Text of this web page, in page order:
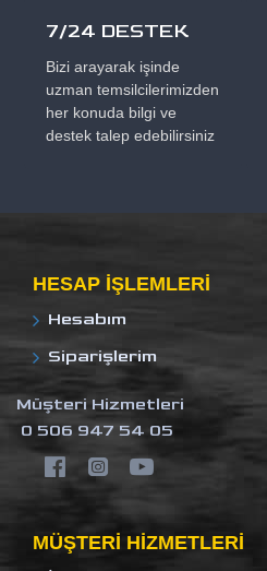
7/24 DESTEK
Bizi arayarak işinde
uzman temsilcilerimizden
her konuda bilgi ve
destek talep edebilirsiniz
HESAP IŞLEMLERI
Hesabım
Siparişlerim
Müşteri Hizmetleri
0 506 947 54 05
MÜŞTERI HIZMETLERI